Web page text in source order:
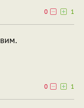
0
1
0
1